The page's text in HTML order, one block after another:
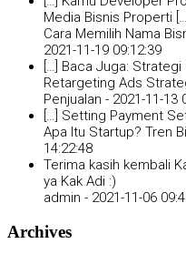
Media Bisnis Properti […]
Cara Memilih Nama
2021-11-19 09:12:39
[…] Baca Juga:
Retargeting Ads
Penjualan - 2021-11-13
[…] Setting Payment
Apa Itu Startup? Tren
14:22:48
Terima kasih kembali
ya Kak Adi :)
admin - 2021-11-06
Archives